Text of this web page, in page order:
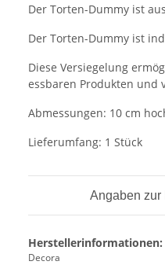
Der Torten-Dummy ist
Der Torten-Dummy ist
Diese Versiegelung
essbaren Produkten und
Abmessungen: 10 cm
Lieferumfang: 1 Stück
Angaben zur
Herstellerinformationen:
Decora